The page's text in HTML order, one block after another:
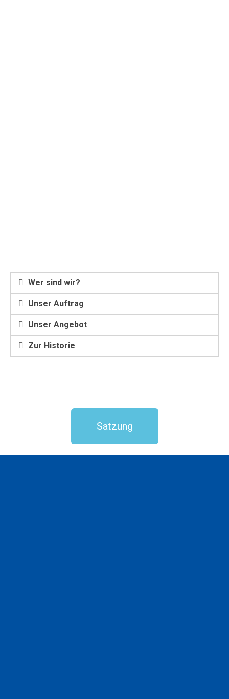
Wer sind wir?
Unser Auftrag
Unser Angebot
Zur Historie
Satzung